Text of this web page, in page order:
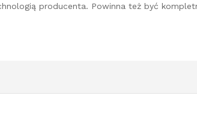
producenta. Powinna też być